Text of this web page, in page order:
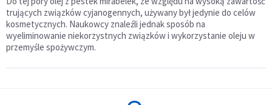
trujących związków cyjanogennych, używany był jedynie do celów
kosmetycznych. Naukowcy znaleźli jednak sposób na
wyeliminowanie niekorzystnych związków i wykorzystanie oleju w
przemyśle spożywczym.